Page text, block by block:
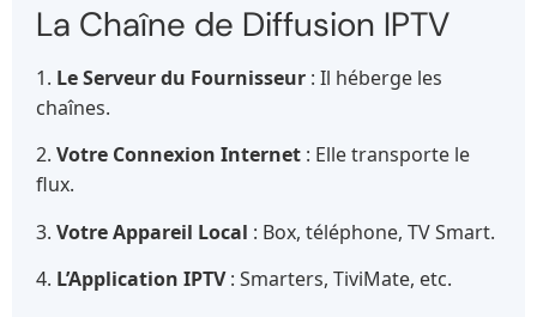
La Chaîne de Diffusion IPTV
1. Le Serveur du Fournisseur : Il héberge les
chaînes.
2. Votre Connexion Internet : Elle transporte le
flux.
3. Votre Appareil Local : Box, téléphone, TV Smart.
4. L’Application IPTV: Smarters, TiviMate, etc.